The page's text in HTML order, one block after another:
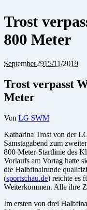
Trost
800 Meter
September2915/11/2019
Trost verpasst
Meter
Von LG SWM
Katharina Trost von der
Samstagabend zum
800-Meter-Startlinie des
Vorlaufs am Vortag hatte
die Halbfinalrunde
(sportschau.de) reichte es
Weiterkommen. Alle ihre
Im ersten von drei